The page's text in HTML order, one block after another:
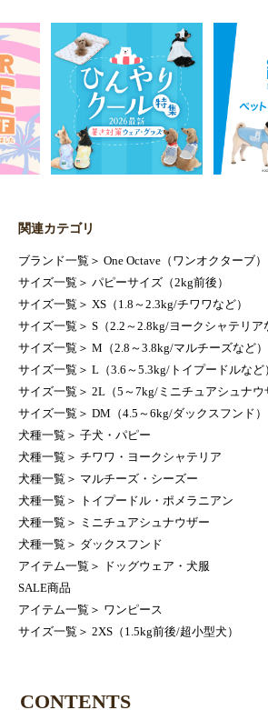
関連カテゴリ
ブランド一覧 ＞ One Octave（ワンオクターブ）
サイズ一覧 ＞ パピーサイズ（2kg前後）
サイズ一覧 ＞ XS（1.8～2.3kg/チワワなど）
サイズ一覧 ＞ S（2.2～2.8kg/ヨークシャテリア
サイズ一覧 ＞ M（2.8～3.8kg/マルチーズなど）
サイズ一覧 ＞ L（3.6～5.3kg/トイプードルなど
サイズ一覧 ＞ 2L（5～7kg/ミニチュアシュナウ
サイズ一覧 ＞ DM（4.5～6kg/ダックスフンド）
犬種一覧 ＞ 子犬・パピー
犬種一覧 ＞ チワワ・ヨークシャテリア
犬種一覧 ＞ マルチーズ・シーズー
犬種一覧 ＞
トイプードル・ポメラニアン
犬種一覧 ＞
ミニチュアシュナウザー
犬種一覧 ＞ ダックスフンド
アイテム一覧 ＞
ドッグウェア・犬服
SALE商品
アイテム一覧 ＞ ワンピース
サイズ一覧 ＞ 2XS（1.5kg前後/超小型犬）
CONTENTS